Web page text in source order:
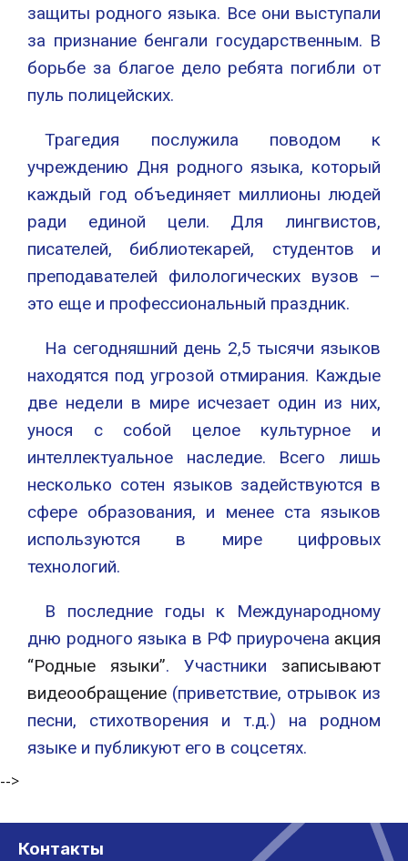
защиты родного языка. Все они выступали
за признание бенгали государственным. В
борьбе за благое дело ребята погибли от
пуль полицейских.
Трагедия послужила поводом к
учреждению Дня родного языка, который
каждый год объединяет миллионы людей
ради единой цели. Для лингвистов,
писателей, библиотекарей, студентов и
преподавателей филологических вузов –
это еще и профессиональный праздник.
На сегодняшний день 2,5 тысячи языков
находятся под угрозой отмирания. Каждые
две недели в мире исчезает один из них,
унося с собой целое культурное и
интеллектуальное наследие. Всего лишь
несколько сотен языков задействуются в
сфере образования, и менее ста языков
используются в мире цифровых
технологий.
В последние годы к Международному
дню родного языка в РФ приурочена акция
“Родные языки”. Участники записывают
видеообращение (приветствие, отрывок из
песни, стихотворения и т.д.) на родном
языке и публикуют его в соцсетях.
-->
Контакты